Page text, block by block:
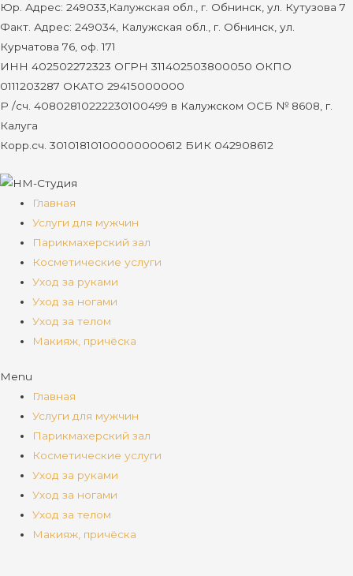
Юр. Адрес: 249033,Калужская обл., г. Обнинск, ул. Кутузова 7
Факт. Адрес: 249034, Калужская обл., г. Обнинск, ул.
Курчатова 76, оф. 171
ИНН 402502272323 ОГРН 311402503800050 ОКПО
0111203287 ОКАТО 29415000000
Р /сч. 40802810222230100499 в Калужском ОСБ № 8608, г.
Калуга
Корр.сч. 30101810100000000612 БИК 042908612
Главная
Услуги для мужчин
Парикмахерский зал
Косметические услуги
Уход за руками
Уход за ногами
Уход за телом
Макияж, причёска
Menu
Главная
Услуги для мужчин
Парикмахерский зал
Косметические услуги
Уход за руками
Уход за ногами
Уход за телом
Макияж, причёска